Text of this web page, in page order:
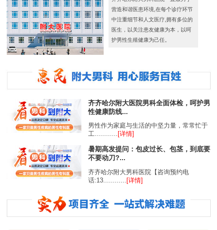
营造和谐医患环境,在每个诊疗环节
中注重细节和人文医疗,拥有多位的
医生，以关注患友健康为本，以呵
护男性生殖健康为己任。
齐齐哈尔附大医院男科全面体检，呵护男
性健康防线...
男性作为家庭与生活的中坚力量，常常忙于
工............ [详情]
暑期高发提问：包皮过长、包茎，到底要
不要动刀?...
齐齐哈尔附大男科医院【咨询预约电
话:13............
[详情]